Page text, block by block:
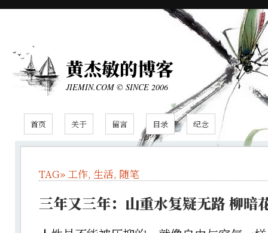
黄杰敏的博客
JIEMIN.COM © SINCE 2006
首页 关于 留言 目录 纪念
TAG» 工作, 生活, 随笔
三年又三年：山重水复疑无路 柳暗